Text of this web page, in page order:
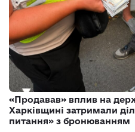
«Продавав» вплив на
Харківщині затримали
питання» з бронюванням